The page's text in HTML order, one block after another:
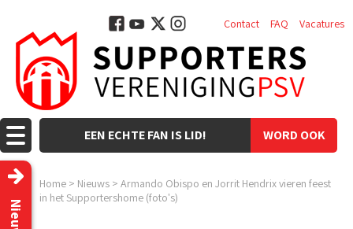
WORD OOK
EEN ECHTE FAN IS LID!
Contact FAQ Vacatures
Home > Nieuws > Armando Obispo en Jorrit Hendrix vieren feest
in het Supportershome (foto's)